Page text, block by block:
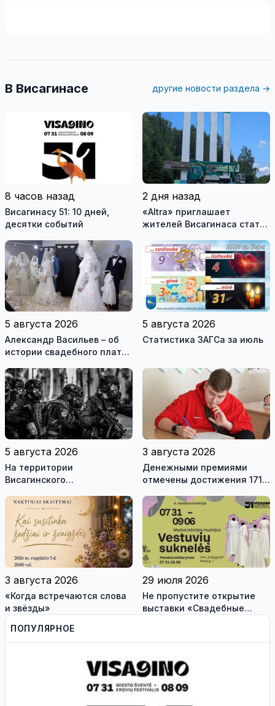
В Висагинасе другие новости раздела →
8 часов назад
Висагинасу 51: 10 дней,
десятки событий
2 дня назад
«Altra» приглашает
жителей Висагинаса стать
обновлённой стелы
5 августа 2026
Александр Васильев – об
истории свадебного платья
истории моды (видео)
5 августа 2026
Статистика ЗАГСа за июль
5 августа 2026
На территории
Висагинского
международные
антитеррористические
учения «Baltic Shadow»
3 августа 2026
Денежными премиями
отмечены достижения 171
трех педагогов
3 августа 2026
«Когда встречаются слова
и звёзды»
29 июля 2026
Не пропустите открытие
выставки «Свадебные
платья» и лекцию историка
Васильева!
ПОПУЛЯРНОЕ